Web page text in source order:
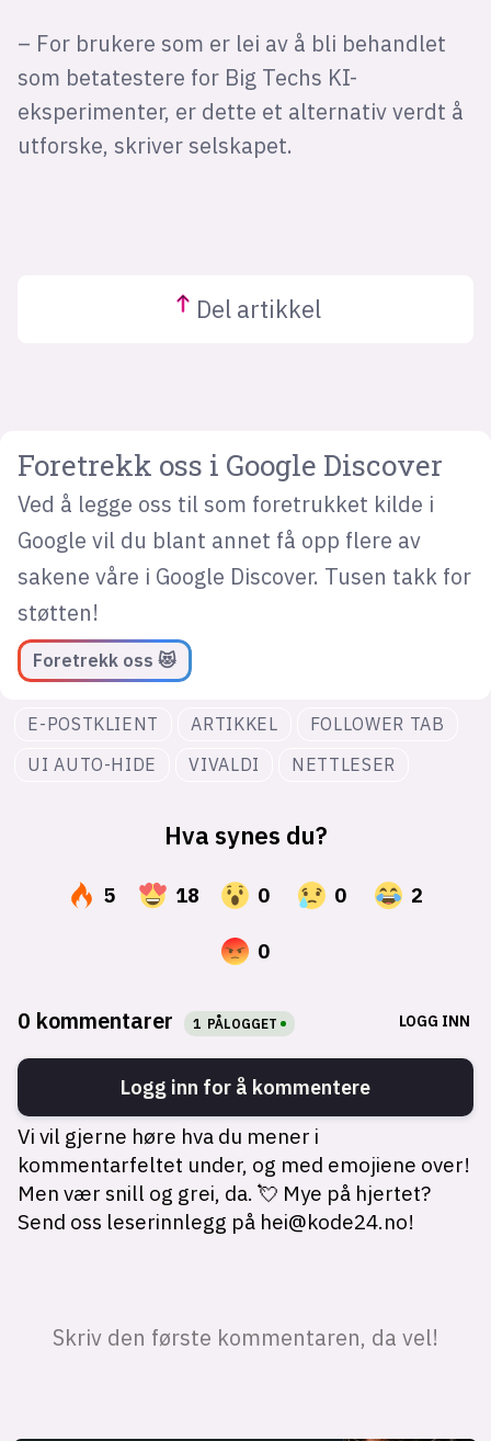
– For brukere som er lei av å bli behandlet
som betatestere for Big Techs KI-
eksperimenter, er dette et alternativ verdt å
utforske, skriver selskapet.
Del artikkel
Foretrekk oss i Google Discover
Ved å legge oss til som foretrukket kilde i
Google vil du blant annet få opp flere av
sakene våre i Google Discover. Tusen takk for
støtten!
Foretrekk oss 😻
E-POSTKLIENT ARTIKKEL
FOLLOWER TAB
UI AUTO-HIDE
VIVALDI NETTLESER